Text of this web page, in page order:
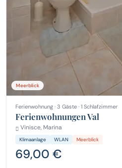
Meerblick
Ferienwohnung · 3 Gäste · 1 Schlafzimmer
Ferienwohnungen Val
Vinisce, Marina
Klimaanlage WLAN Meerblick
69,00 €